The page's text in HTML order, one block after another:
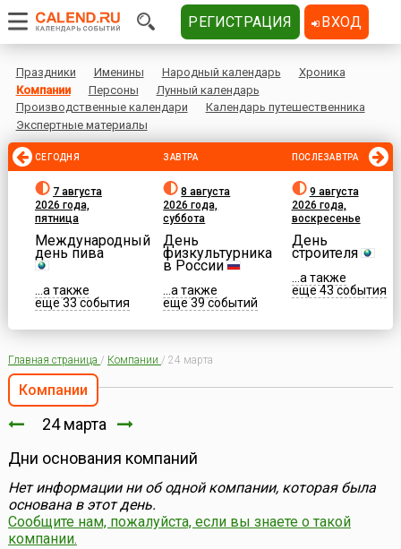
Праздники Именины Народный календарь
Хроника
Компании
Персоны
Лунный календарь
Производственные календари
Календарь путешественника
Экспертные материалы
СЕГОДНЯ
7 августа
2026 года,
пятница
Международный
день пива
...а также
еще 33 события
ЗАВТРА
8 августа
2026 года,
суббота
День
физкультурника
в России
...а также
еще 39 событий
ПОСЛЕЗАВТРА
9 августа
2026 года,
воскресенье
День
строителя
...а также
еще 43 события
Главная страница / Компании / 24 марта
Компании
24 марта
Дни основания компаний
Нет информации ни об одной компании, которая была
основана в этот день.
Сообщите нам, пожалуйста, если вы знаете о такой
компании.
РЕГИСТРАЦИЯ ВХОД